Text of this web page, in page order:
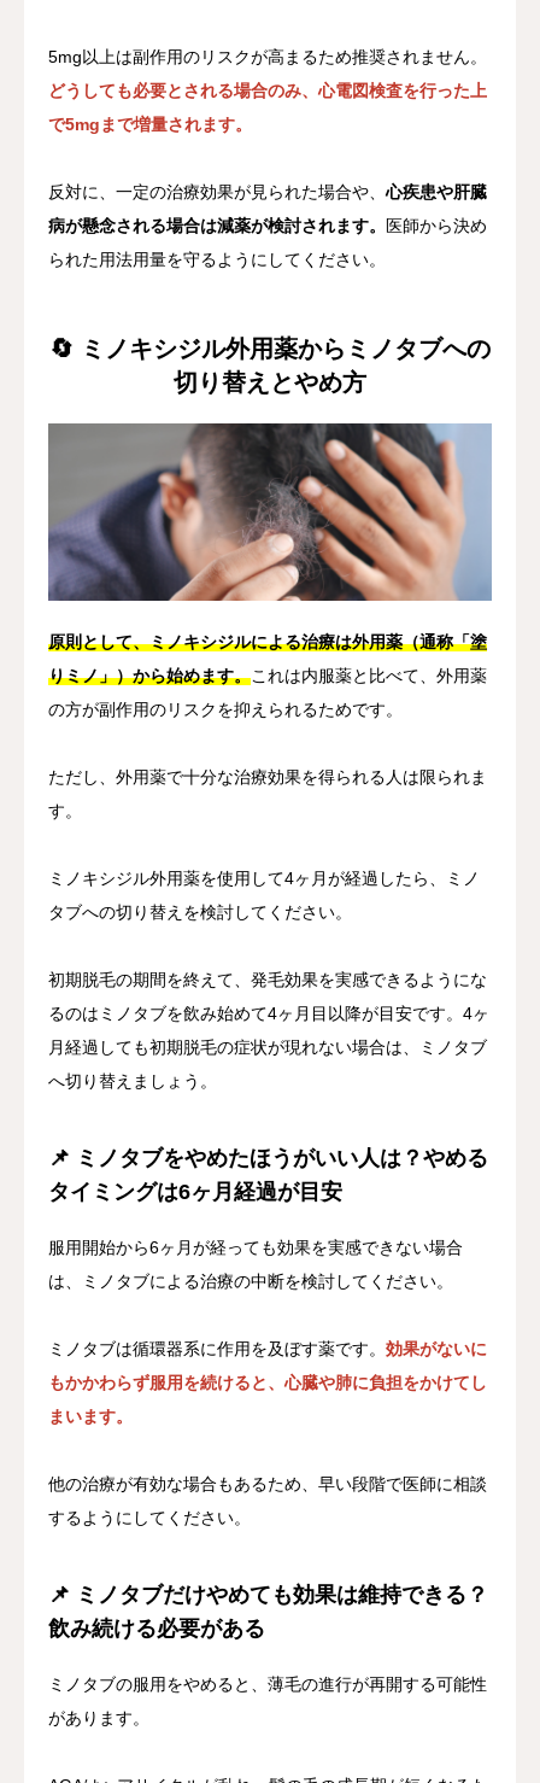
5mg以上は副作用のリスクが高まるため推奨されません。
どうしても必要とされる場合のみ、心電図検査を行った上
で5mgまで増量されます。
反対に、一定の治療効果が見られた場合や、 心疾患や肝臓
病が懸念される場合は減薬が検討されます。
医師から決め
られた用法用量を守るようにしてください。
🔄 ミノキシジル外用薬からミノタブへの
切り替えとやめ方
原則として、ミノキシジルによる治療は外用薬（通称「塗
りミノ」）から始めます。これは内服薬と比べて、外用薬
の方が副作用のリスクを抑えられるためです。
ただし、外用薬で十分な治療効果を得られる人は限られま
す。
ミノキシジル外用薬を使用して4ヶ月が経過したら、ミノ
タブへの切り替えを検討してください。
初期脱毛の期間を終えて、発毛効果を実感できるようにな
るのはミノタブを飲み始めて4ヶ月目以降が目安です。4ヶ
月経過しても初期脱毛の症状が現れない場合は、ミノタブ
へ切り替えましょう。
📌 ミノタブをやめたほうがいい人は？やめる
タイミングは6ヶ月経過が目安
服用開始から6ヶ月が経っても効果を実感できない場合
は、ミノタブによる治療の中断を検討してください。
ミノタブは循環器系に作用を及ぼす薬です。 効果がないに
もかかわらず服用を続けると、心臓や肺に負担をかけてし
まいます。
他の治療が有効な場合もあるため、早い段階で医師に相談
するようにしてください。
📌 ミノタブだけやめても効果は維持できる？
飲み続ける必要がある
ミノタブの服用をやめると、薄毛の進行が再開する可能性
があります。